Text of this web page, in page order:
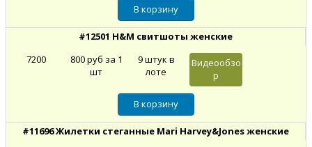
#12501 H&M свитшоты женские
7200
800 руб за 1
шт
9 штук в
лоте
Видеообзо
р
#11696 Жилетки стеганные Mari Harvey&Jones женские